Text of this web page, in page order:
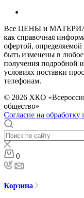
Все ЦЕНЫ и
как справочная
офертой,
быть изменены в
получения подробной
условиях поставки
телефонам.
© 2026 ХКО
общество»
Согласие на
0
Корзина